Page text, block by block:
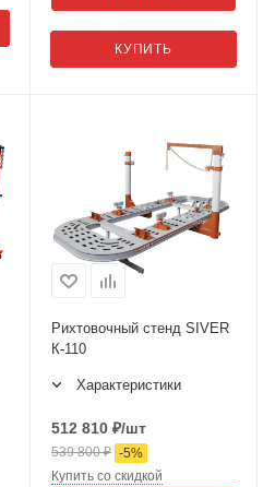
КУПИТЬ
Рихтовочный стенд SIVER
К-110
Характеристики
512 810 ₽/шт
539 800₽ -5%
Купить со скидкой